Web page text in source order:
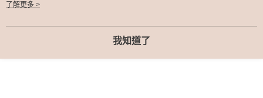
用條款之 Cookie 聲明使用 cookie。
了解更多 >
我知道了